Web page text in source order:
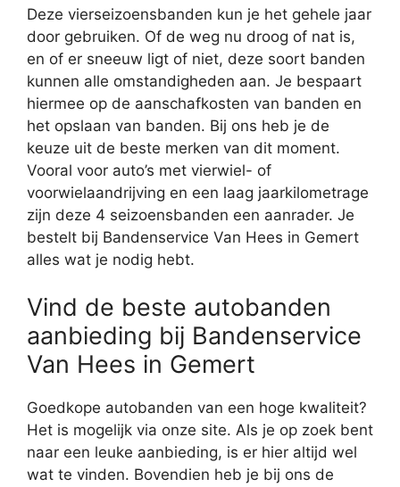
Deze vierseizoensbanden kun je het gehele jaar
door gebruiken. Of de weg nu droog of nat is,
en of er sneeuw ligt of niet, deze soort banden
kunnen alle omstandigheden aan. Je bespaart
hiermee op de aanschafkosten van banden en
het opslaan van banden. Bij ons heb je de
keuze uit de beste merken van dit moment.
Vooral voor auto’s met vierwiel- of
voorwielaandrijving en een laag jaarkilometrage
zijn deze 4 seizoensbanden een aanrader. Je
bestelt bij Bandenservice Van Hees in Gemert
alles wat je nodig hebt.
Vind de beste autobanden
aanbieding bij Bandenservice
Van Hees in Gemert
Goedkope autobanden van een hoge kwaliteit?
Het is mogelijk via onze site. Als je op zoek bent
naar een leuke aanbieding, is er hier altijd wel
wat te vinden. Bovendien heb je bij ons de